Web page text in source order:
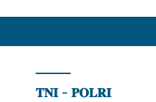
𝐓𝐍𝐈 – 𝐏𝐎𝐋𝐑𝐈